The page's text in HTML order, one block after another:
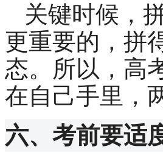
关键时候，
更重要的，拼
态。所以，高
在自己手里，
六、考前要适